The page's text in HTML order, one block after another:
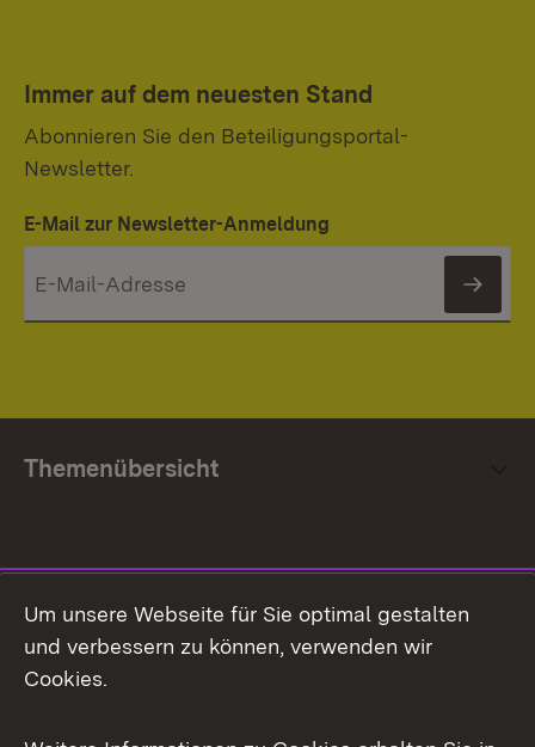
Immer auf dem neuesten Stand
Abonnieren Sie den Beteiligungsportal-
Newsletter.
E-Mail zur Newsletter-Anmeldung
Themenübersicht
Facebook
Um unsere Webseite für Sie optimal gestalten
und verbessern zu können, verwenden wir
Cookies.